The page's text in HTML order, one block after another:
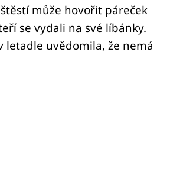
může hovořit páreček
se vydali na své líbánky.
letadle uvědomila, že nemá